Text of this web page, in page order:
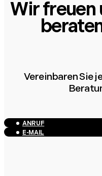
Wir freuen
Vereinbaren Sie
ANRUF
E-MAIL